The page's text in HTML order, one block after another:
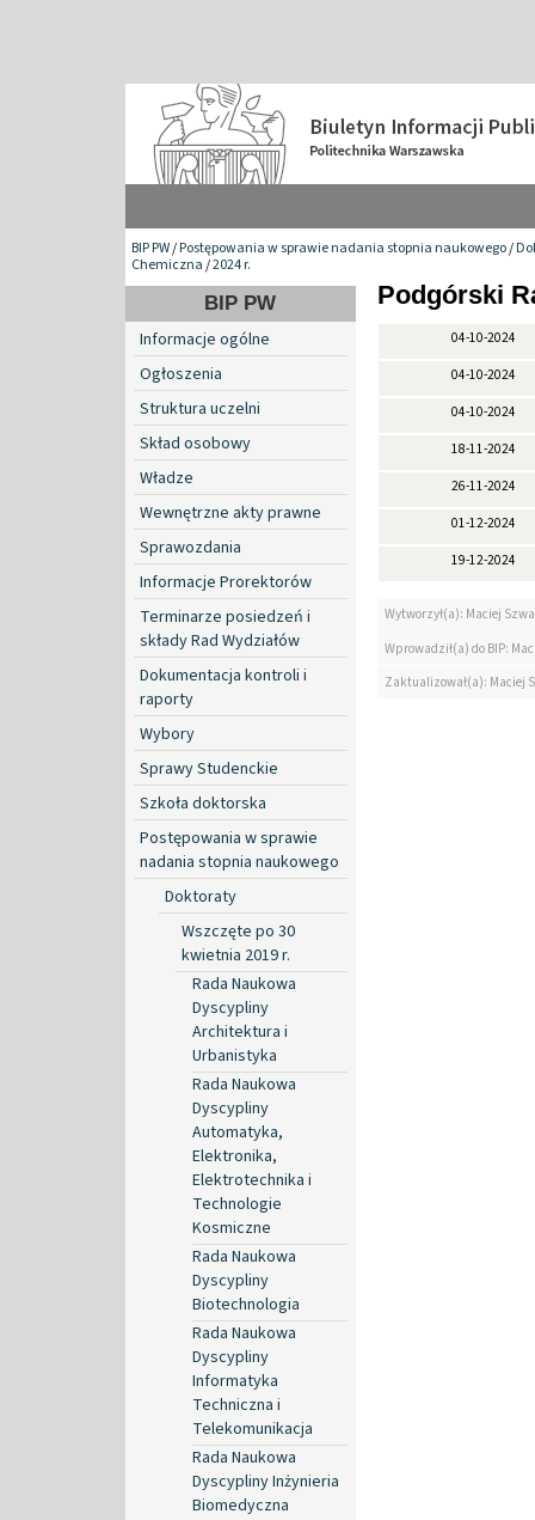
BIP PW/Postępowania w sprawie nadania stopnia naukowego/
Chemiczna/2024 r.
BIP PW
Informacje ogólne
Ogłoszenia
Struktura uczelni
Skład osobowy
Władze
Wewnętrzne akty prawne
Sprawozdania
Informacje Prorektorów
Terminarze posiedzeń i
składy Rad Wydziałów
Dokumentacja kontroli i
raporty
Wybory
Sprawy Studenckie
Szkoła doktorska
Postępowania w sprawie
nadania stopnia naukowego
Doktoraty
Wszczęte po 30
kwietnia 2019 r.
Rada Naukowa
Dyscypliny
Architektura i
Urbanistyka
Rada Naukowa
Dyscypliny
Automatyka,
Elektronika,
Elektrotechnika i
Technologie
Kosmiczne
Rada Naukowa
Dyscypliny
Biotechnologia
Rada Naukowa
Dyscypliny
Informatyka
Techniczna i
Telekomunikacja
Rada Naukowa
Dyscypliny Inżynieria
Biomedyczna
Podgórski
04-10-2024
04-10-2024
04-10-2024
18-11-2024
26-11-2024
01-12-2024
19-12-2024
Wytworzył(a): Maciej
Wprowadził(a) do BIP:
Zaktualizował(a): Maciej